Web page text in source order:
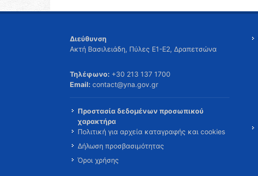
Διεύθυνση
Ακτή Βασιλειάδη, Πύλες Ε1-Ε2, Δραπετσώνα
Τηλέφωνο: +30 213 137 1700
Email: contact@yna.gov.gr
Προστασία δεδομένων προσωπικού
χαρακτήρα
Πολιτική για αρχεία καταγραφής και cookies
Δήλωση προσβασιμότητας
Όροι χρήσης